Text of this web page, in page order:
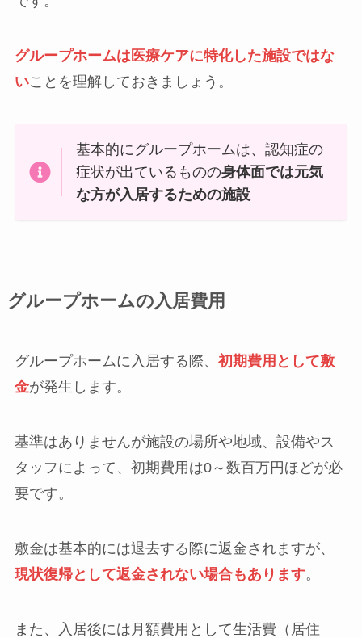
グループホームは医療ケアに特化した施設ではな
いことを理解しておきましょう。
基本的にグループホームは、認知症の
症状が出ているものの身体面では元気
な方が入居するための施設
グループホームの入居費用
グループホームに入居する際、 初期費用として敷
金が発生します。
基準はありませんが施設の場所や地域、設備やス
タッフによって、初期費用は0～数百万円ほどが必
要です。
敷金は基本的には退去する際に返金されますが、
現状復帰として返金されない場合もあります。
また、入居後には月額費用として生活費（居住